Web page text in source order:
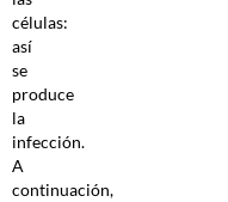
células:
así
se
produce
la
infección.
A
continuación,